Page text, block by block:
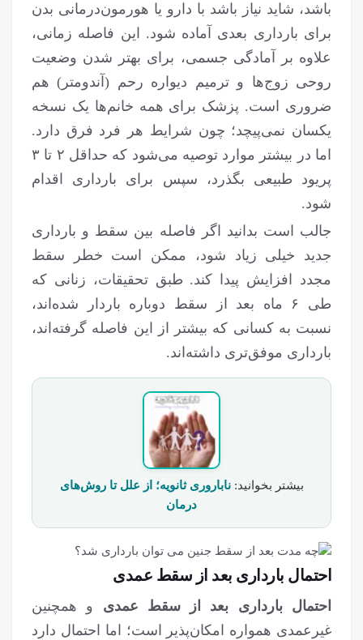
باشد، شاید نیاز باشد با دارو یا هورمون‌درمانی بدن
برای بارداری بعدی آماده شود. این فاصله زمانی،
علاوه بر آمادگی جسمی، برای بهتر شدن وضعیت
روحی زوج‌ها و ترمیم دیواره رحم (آندومتر) هم
ضروری است. پزشک برای همه خانم‌ها یک نسخه‌
یکسان نمی‌پیچد؛ چون شرایط هر فرد فرق دارد.
اما در بیشتر موارد توصیه می‌شود که حداقل ۲ تا ۳
پریود طبیعی بگذرد، سپس برای بارداری اقدام
شود.
جالب است بدانید اگر فاصله بین سقط و بارداری
جدید خیلی زیاد شود، ممکن است خطر سقط
مجدد افزایش پیدا کند. طبق تحقیقات، زنانی که
طی ۶ ماه بعد از سقط دوباره باردار شده‌اند،
نسبت به کسانی که بیشتر از این فاصله گرفته‌اند،
بارداری موفق‌تری داشته‌اند.
بیشتر بخوانید:ناباروری ثانویه؛ از علل تا روش‌های
درمان
احتمال بارداری بعد از سقط عمدی
احتمال بارداری بعد از سقط عمدی و همچنین
غیرعمدی همواره امکان‌پذیر است؛ اما احتمال دارد